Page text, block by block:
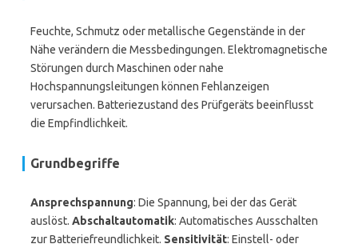
Feuchte, Schmutz oder metallische Gegenstände in der
Nähe verändern die Messbedingungen. Elektromagnetische
Störungen durch Maschinen oder nahe
Hochspannungsleitungen können Fehlanzeigen
verursachen. Batteriezustand des Prüfgeräts beeinflusst
die Empfindlichkeit.
Grundbegriffe
Ansprechspannung: Die Spannung, bei der das Gerät
auslöst. Abschaltautomatik: Automatisches Ausschalten
zur Batteriefreundlichkeit. Sensitivität: Einstell- oder